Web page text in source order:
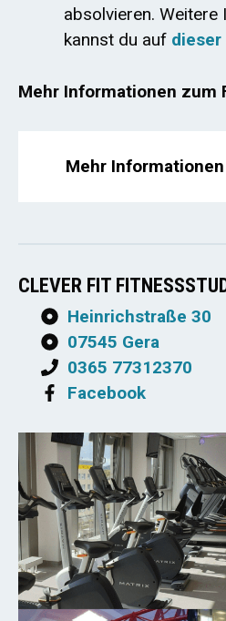
absolvieren.
kannst du auf dieser
Mehr Informationen zum
Mehr Informationen
CLEVER FIT
Heinrichstraße 30
07545 Gera
0365 77312370
Facebook